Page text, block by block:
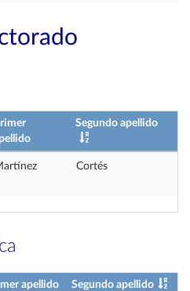
Segundo apellido
Cortés
apellido Segundo apellido